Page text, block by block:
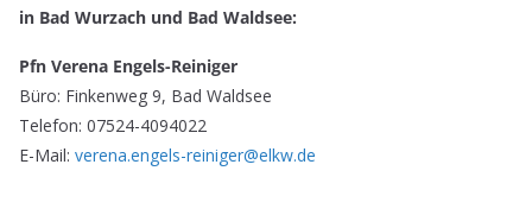
in Bad Wurzach und Bad Waldsee:
Pfn Verena Engels-Reiniger
Büro: Finkenweg 9, Bad Waldsee
Telefon: 07524-4094022
E-Mail: verena.engels-reiniger@elkw.de